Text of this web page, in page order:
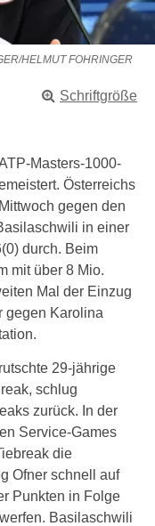
HELMUT FOHRINGER
Schriftgröße
Masters-1000-
Österreichs
gegen den
in einer
durch. Beim
mit über 8 Mio.
Mal der Einzug
gegen Karolina
29-jährige
schlug
zurück. In der
Service-Games
die
Ofner schnell auf
Punkten in Folge
Basilaschwili